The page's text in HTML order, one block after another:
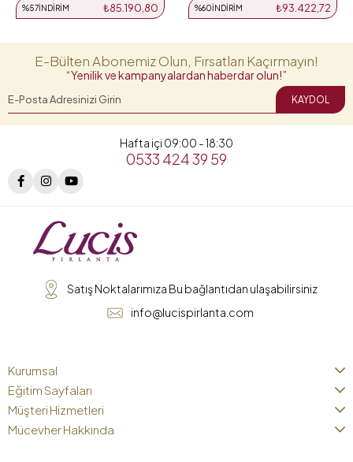
₺85.190,80
%57İNDIRIM ₺93.422,72
%60İNDIRIM
E-Bülten Abonemiz Olun, Fırsatları Kaçırmayın!
“Yenilik ve kampanyalardan haberdar olun!”
KAYDOL
Hafta içi 09:00 - 18:30
0533 424 39 59
Satış Noktalarımıza Bu bağlantıdan ulaşabilirsiniz
info@lucispirlanta.com
Kurumsal
Eğitim Sayfaları
Müşteri Hizmetleri
Mücevher Hakkında